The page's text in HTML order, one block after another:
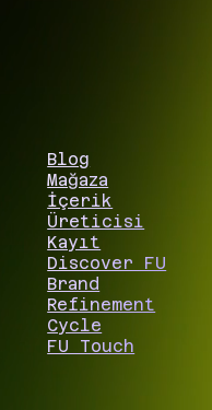
Blog
Mağaza
İçerik
Üreticisi
Kayıt
Discover FU
Brand
Refinement
Cycle
FU Touch